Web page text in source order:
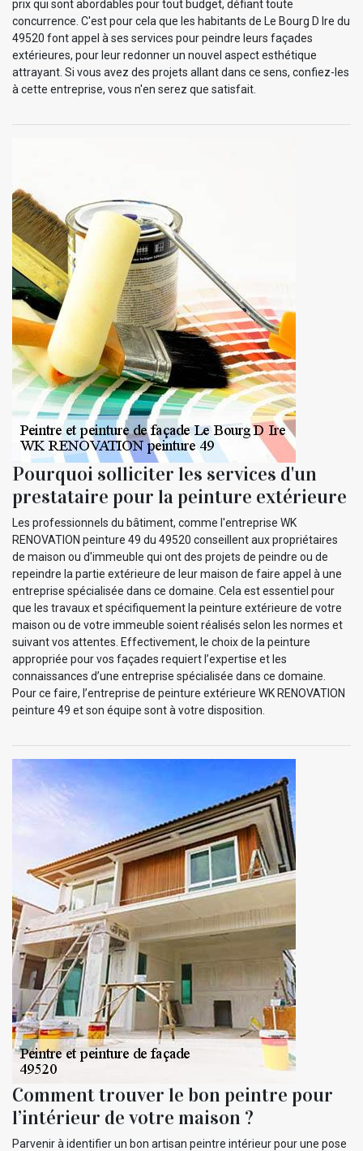
prix qui sont abordables pour tout budget, défiant toute
concurrence. C'est pour cela que les habitants de Le Bourg D Ire du
49520 font appel à ses services pour peindre leurs façades
extérieures, pour leur redonner un nouvel aspect esthétique
attrayant. Si vous avez des projets allant dans ce sens, confiez-les
à cette entreprise, vous n'en serez que satisfait.
Pourquoi solliciter les services d'un
prestataire pour la peinture extérieure
Les professionnels du bâtiment, comme l'entreprise WK
RENOVATION peinture 49 du 49520 conseillent aux propriétaires
de maison ou d'immeuble qui ont des projets de peindre ou de
repeindre la partie extérieure de leur maison de faire appel à une
entreprise spécialisée dans ce domaine. Cela est essentiel pour
que les travaux et spécifiquement la peinture extérieure de votre
maison ou de votre immeuble soient réalisés selon les normes et
suivant vos attentes. Effectivement, le choix de la peinture
appropriée pour vos façades requiert l’expertise et les
connaissances d’une entreprise spécialisée dans ce domaine.
Pour ce faire, l’entreprise de peinture extérieure WK RENOVATION
peinture 49 et son équipe sont à votre disposition.
Comment trouver le bon peintre pour
l’intérieur de votre maison ?
Parvenir à identifier un bon artisan peintre intérieur pour une pose